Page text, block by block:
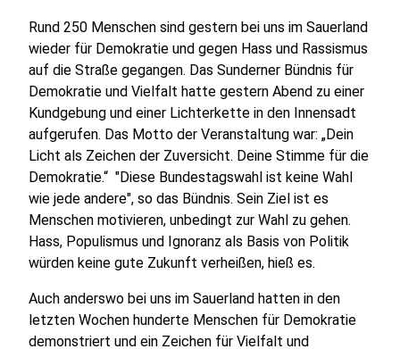
Rund 250 Menschen sind gestern bei uns im Sauerland
wieder für Demokratie und gegen Hass und Rassismus
auf die Straße gegangen. Das Sunderner Bündnis für
Demokratie und Vielfalt hatte gestern Abend zu einer
Kundgebung und einer Lichterkette in den Innensadt
aufgerufen. Das Motto der Veranstaltung war: „Dein
Licht als Zeichen der Zuversicht. Deine Stimme für die
Demokratie.“ "Diese Bundestagswahl ist keine Wahl
wie jede andere", so das Bündnis. Sein Ziel ist es
Menschen motivieren, unbedingt zur Wahl zu gehen.
Hass, Populismus und Ignoranz als Basis von Politik
würden keine gute Zukunft verheißen, hieß es.
Auch anderswo bei uns im Sauerland hatten in den
letzten Wochen hunderte Menschen für Demokratie
demonstriert und ein Zeichen für Vielfalt und